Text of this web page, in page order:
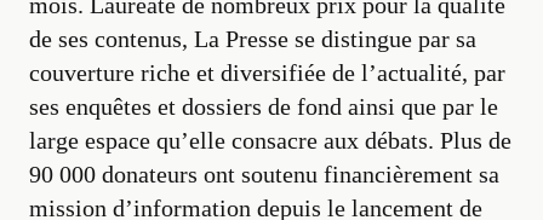
de ses contenus, La Presse se distingue par sa
couverture riche et diversifiée de l’actualité, par
ses enquêtes et dossiers de fond ainsi que par le
large espace qu’elle consacre aux débats. Plus de
90 000 donateurs ont soutenu financièrement sa
mission d’information depuis le lancement de